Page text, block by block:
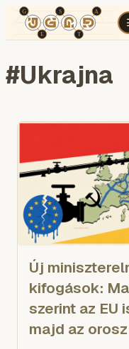
#Ukrajna
Új
kifogások:
szerint az EU
majd az